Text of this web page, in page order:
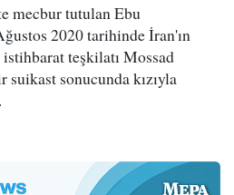
mecbur tutulan Ebu
2020 tarihinde İran'ın
teşkilatı Mossad
suikast sonucunda kızıyla